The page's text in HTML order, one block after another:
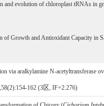
and evolution of chloroplast tRNAs in
of Growth and Antioxidant Capacity in
via aralkylamine N-acetyltransferase
,58(2):154-162 (3 区, IF=2.276)